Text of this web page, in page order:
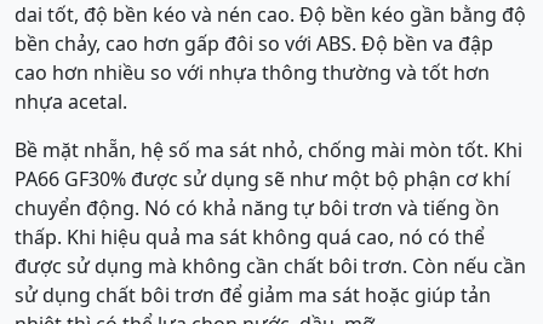
dai tốt, độ bền kéo và nén cao. Độ bền kéo gần bằng độ
bền chảy, cao hơn gấp đôi so với ABS. Độ bền va đập
cao hơn nhiều so với nhựa thông thường và tốt hơn
nhựa acetal.
Bề mặt nhẵn, hệ số ma sát nhỏ, chống mài mòn tốt. Khi
PA66 GF30% được sử dụng sẽ như một bộ phận cơ khí
chuyển động. Nó có khả năng tự bôi trơn và tiếng ồn
thấp. Khi hiệu quả ma sát không quá cao, nó có thể
được sử dụng mà không cần chất bôi trơn. Còn nếu cần
sử dụng chất bôi trơn để giảm ma sát hoặc giúp tản